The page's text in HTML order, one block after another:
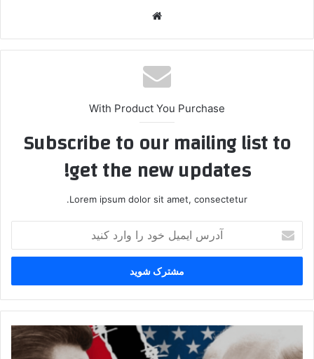
With Product You Purchase
Subscribe to our mailing list to
get the new updates!
Lorem ipsum dolor sit amet, consectetur.
ایمیل
خود
وارد
کنید
پترودلار